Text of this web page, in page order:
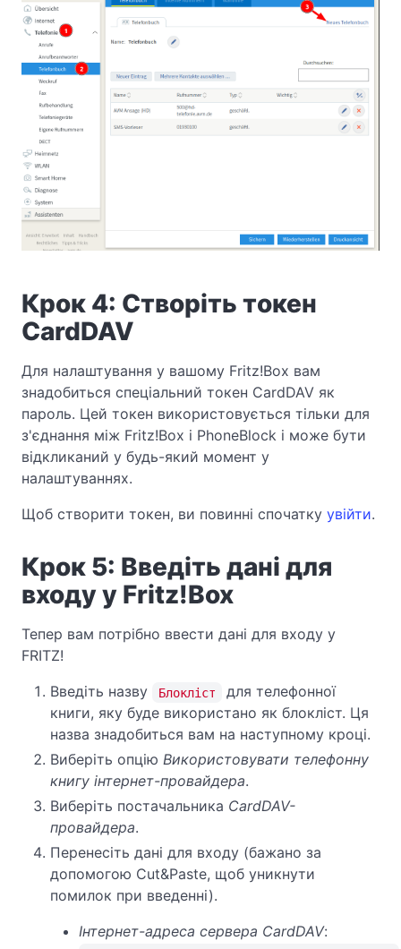
Крок 4: Створіть токен
CardDAV
Для налаштування у вашому Fritz!Box вам
знадобиться спеціальний токен CardDAV як
пароль. Цей токен використовується тільки для
з'єднання між Fritz!Box і PhoneBlock і може бути
відкликаний у будь-який момент у
налаштуваннях.
Щоб створити токен, ви повинні спочатку увійти.
Крок 5: Введіть дані для
входу у Fritz!Box
Тепер вам потрібно ввести дані для входу у
FRITZ!
Введіть назву
Блокліст
для телефонної
книги, яку буде використано як блокліст. Ця
назва знадобиться вам на наступному кроці.
Виберіть опцію Використовувати телефонну
книгу інтернет-провайдера.
Виберіть постачальника CardDAV-
провайдера.
Перенесіть дані для входу (бажано за
допомогою Cut&Paste, щоб уникнути
помилок при введенні).
Інтернет-адреса сервера CardDAV: